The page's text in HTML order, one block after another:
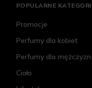
POPULARNE
Promocje
Perfumy dla kobiet
Perfumy dla mężczyzn
Ciało